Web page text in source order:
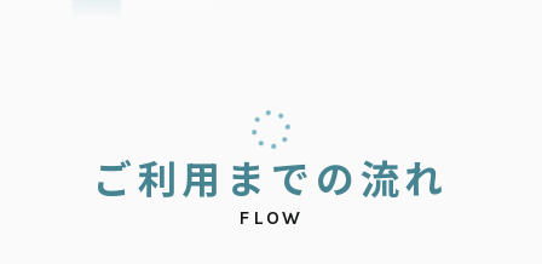
ご利用 ま での流れ
FLOW